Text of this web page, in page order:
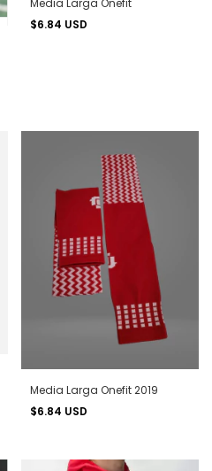
$6.84 USD
Media Larga Onefit 2019
$6.84 USD